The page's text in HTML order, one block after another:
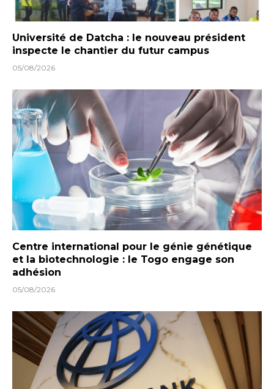
Université de Datcha : le nouveau président
inspecte le chantier du futur campus
05/08/2026
Centre international pour le génie génétique
et la biotechnologie : le Togo engage son
adhésion
05/08/2026